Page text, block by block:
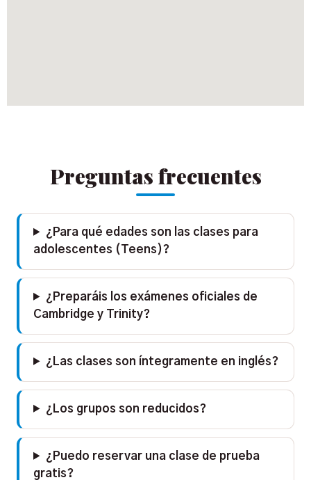
Preguntas frecuentes
¿Para qué edades son las clases para
adolescentes (Teens)?
¿Preparáis los exámenes oficiales de
Cambridge y Trinity?
¿Las clases son íntegramente en inglés?
¿Los grupos son reducidos?
¿Puedo reservar una clase de prueba
gratis?